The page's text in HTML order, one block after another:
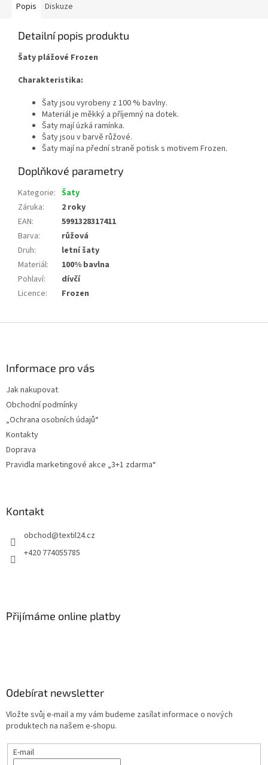
Popis Diskuze
Detailní popis produktu
Šaty plážové Frozen
Charakteristika:
Šaty jsou vyrobeny z 100 % bavlny.
Materiál je měkký a příjemný na dotek.
Šaty mají úzká ramínka.
Šaty jsou v barvě růžové.
Šaty mají na přední straně potisk s motivem Frozen.
Doplňkové parametry
Kategorie: Šaty
Záruka:
2 roky
EAN:
5991328317411
Barva:
růžová
Druh:
letní šaty
Materiál:
100% bavlna
Pohlaví:
dívčí
Licence: Frozen
Informace pro vás
Jak nakupovat
Obchodní podmínky
„Ochrana osobních údajů“
Kontakty
Doprava
Pravidla marketingové akce „3+1 zdarma“
Kontakt
obchod@textil24.cz
+420 774055785
Přijímáme online platby
Odebírat newsletter
Vložte svůj e-mail a my vám budeme zasílat informace o nových
produktech na našem e-shopu.
E-mail